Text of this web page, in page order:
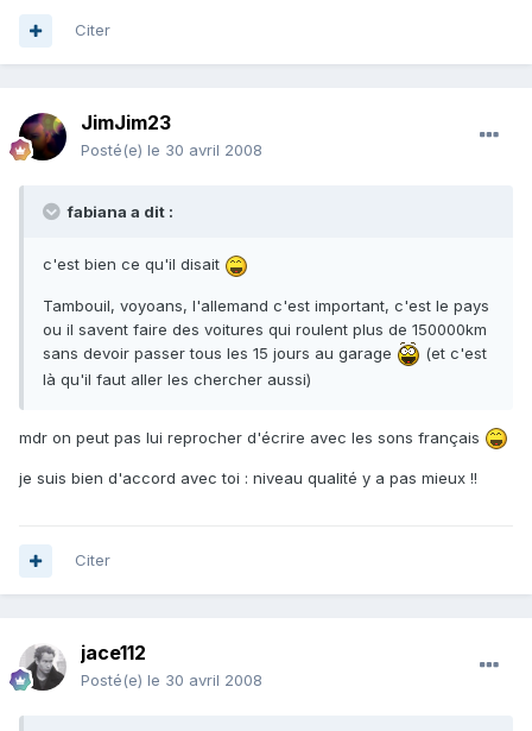
Citer
JimJim23
Posté(e) le 30 avril 2008
fabiana a dit :
c'est bien ce qu'il disait
Tambouil, voyoans, l'allemand c'est important, c'est le pays
ou il savent faire des voitures qui roulent plus de 150000km
sans devoir passer tous les 15 jours au garage
(et c'est
là qu'il faut aller les chercher aussi)
mdr on peut pas lui reprocher d'écrire avec les sons français
je suis bien d'accord avec toi : niveau qualité y a pas mieux !!
Citer
jace112
Posté(e) le 30 avril 2008